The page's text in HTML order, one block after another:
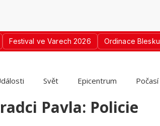
Festival ve Varech 2026 Ordinace Blesku
Svět Epicentrum Počasí
Pavla: Policie